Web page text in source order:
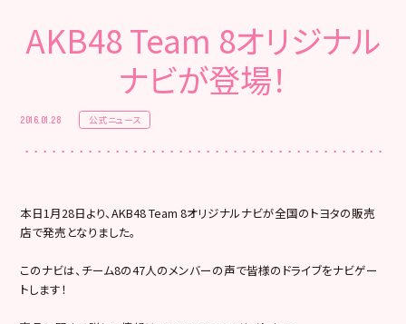
AKB48 Team 8オリジナル
ナビが登場！
2016.01.28 公式ニュース
本日1月28日より、AKB48 Team 8オリジナルナビが全国のトヨタの販売
店で発売となりました。
このナビは、チーム8の47人のメンバーの声で皆様のドライブをナビゲー
トします！